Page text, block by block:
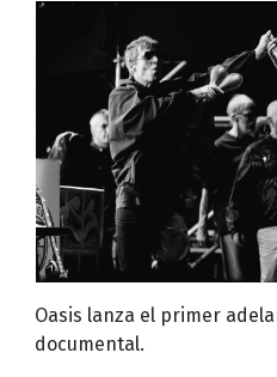
Oasis lanza el primer
documental.